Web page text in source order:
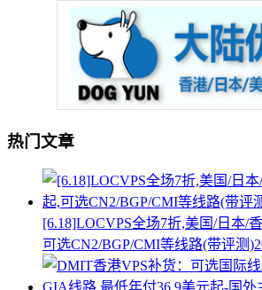
热门文章
[6.18]LOCVPS全场7折,美国/日本/
可选CN2/BGP/CMI等线路(带评测)